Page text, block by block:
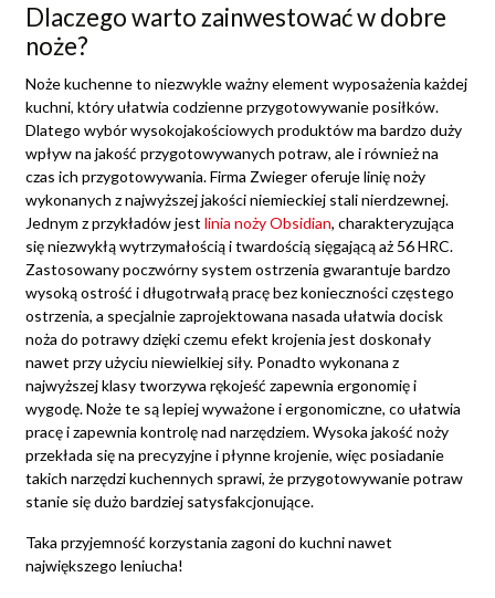
Dlaczego warto zainwestować w dobre
noże?
Noże kuchenne to niezwykle ważny element wyposażenia każdej
kuchni, który ułatwia codzienne przygotowywanie posiłków.
Dlatego wybór wysokojakościowych produktów ma bardzo duży
wpływ na jakość przygotowywanych potraw, ale i również na
czas ich przygotowywania. Firma Zwieger oferuje linię noży
wykonanych z najwyższej jakości niemieckiej stali nierdzewnej.
Jednym z przykładów jest linia noży Obsidian, charakteryzująca
się niezwykłą wytrzymałością i twardością sięgającą aż 56 HRC.
Zastosowany poczwórny system ostrzenia gwarantuje bardzo
wysoką ostrość i długotrwałą pracę bez konieczności częstego
ostrzenia, a specjalnie zaprojektowana nasada ułatwia docisk
noża do potrawy dzięki czemu efekt krojenia jest doskonały
nawet przy użyciu niewielkiej siły. Ponadto wykonana z
najwyższej klasy tworzywa rękojeść zapewnia ergonomię i
wygodę. Noże te są lepiej wyważone i ergonomiczne, co ułatwia
pracę i zapewnia kontrolę nad narzędziem. Wysoka jakość noży
przekłada się na precyzyjne i płynne krojenie, więc posiadanie
takich narzędzi kuchennych sprawi, że przygotowywanie potraw
stanie się dużo bardziej satysfakcjonujące.
Taka przyjemność korzystania zagoni do kuchni nawet
największego leniucha!